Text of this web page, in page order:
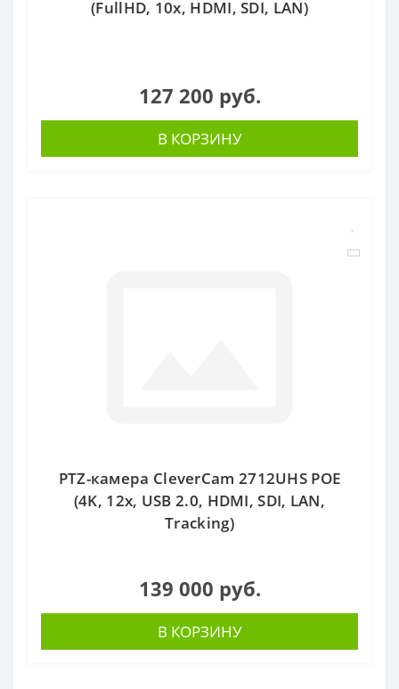
(FullHD, 10x, HDMI, SDI, LAN)
127 200 руб.
В КОРЗИНУ
PTZ-камера CleverCam 2712UHS POE
(4K, 12x, USB 2.0, HDMI, SDI, LAN,
Tracking)
139 000 руб.
В КОРЗИНУ